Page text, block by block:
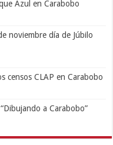
Azul en Carabobo
noviembre día de Júbilo
censos CLAP en Carabobo
a Carabobo”